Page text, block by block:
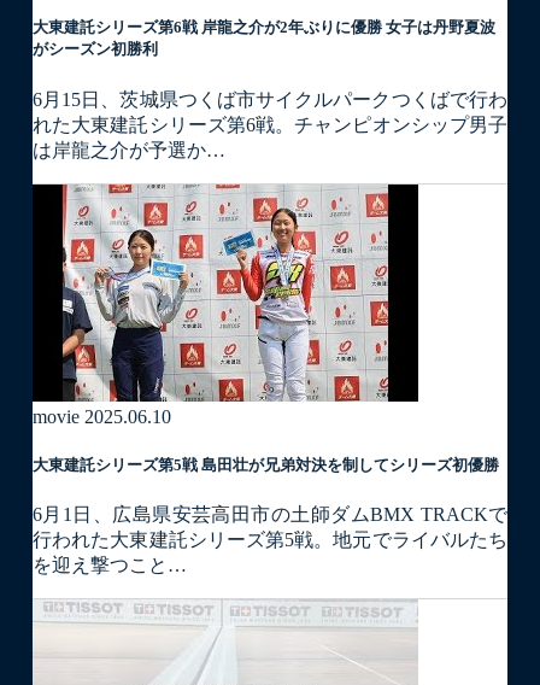
大東建託シリーズ第6戦 岸龍之介が2年ぶりに優勝 女子は丹野夏波
がシーズン初勝利
6月15日、茨城県つくば市サイクルパークつくばで行わ
れた大東建託シリーズ第6戦。チャンピオンシップ男子
は岸龍之介が予選か…
movie 2025.06.10
大東建託シリーズ第5戦 島田壮が兄弟対決を制してシリーズ初優勝
6月1日、広島県安芸高田市の土師ダムBMX TRACKで
行われた大東建託シリーズ第5戦。地元でライバルたち
を迎え撃つこと…